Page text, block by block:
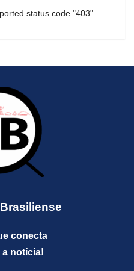
status code "403"
conecta
notícia!